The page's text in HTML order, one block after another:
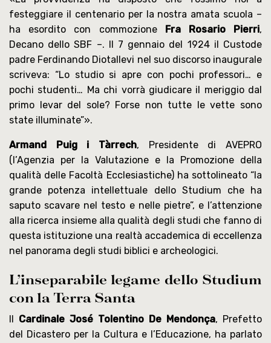
festeggiare il centenario per la nostra amata scuola –
ha esordito con commozione Fra Rosario Pierri,
Decano dello SBF –. Il 7 gennaio del 1924 il Custode
padre Ferdinando Diotallevi nel suo discorso inaugurale
scriveva: “Lo studio si apre con pochi professori… e
pochi studenti… Ma chi vorrà giudicare il meriggio dal
primo levar del sole? Forse non tutte le vette sono
state illuminate”».
Armand Puig i Tàrrech, Presidente di AVEPRO
(l’Agenzia per la Valutazione e la Promozione della
qualità delle Facoltà Ecclesiastiche) ha sottolineato “la
grande potenza intellettuale dello Studium che ha
saputo scavare nel testo e nelle pietre”, e l’attenzione
alla ricerca insieme alla qualità degli studi che fanno di
questa istituzione una realtà accademica di eccellenza
nel panorama degli studi biblici e archeologici.
L’inseparabile legame dello Studium
con la Terra Santa
Il Cardinale José Tolentino De Mendonça, Prefetto
del Dicastero per la Cultura e l’Educazione, ha parlato